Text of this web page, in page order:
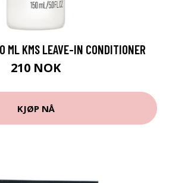
ML KMS LEAVE-IN CONDITIONER
210 NOK
KJØP NÅ